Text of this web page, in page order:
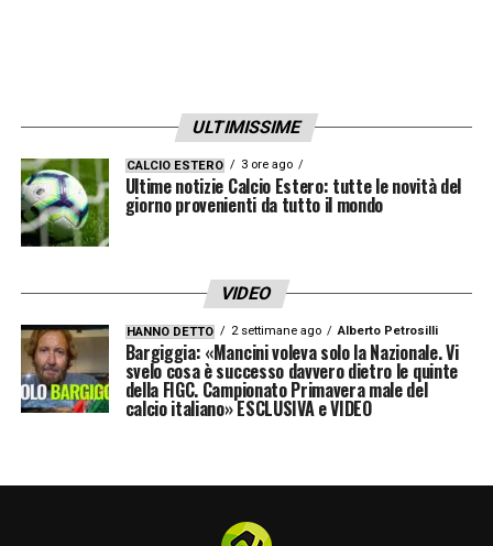
ULTIMISSIME
CALCIO ESTERO 3 ore ago
Ultime notizie Calcio Estero: tutte le novità del
giorno provenienti da tutto il mondo
VIDEO
HANNO DETTO 2 settimane ago Alberto Petrosilli
Bargiggia: «Mancini voleva solo la Nazionale. Vi
svelo cosa è successo davvero dietro le quinte
della FIGC. Campionato Primavera male del
calcio italiano» ESCLUSIVA e VIDEO